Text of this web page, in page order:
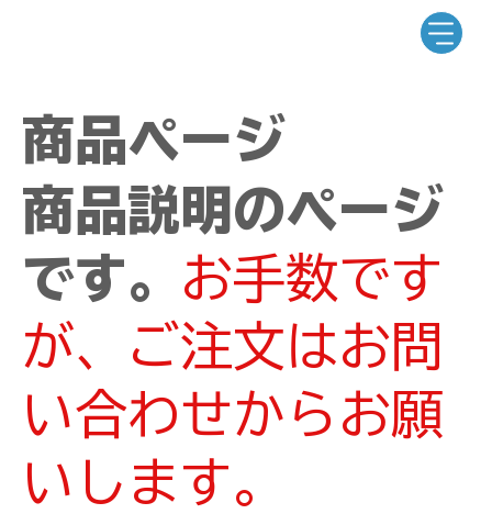
商品ページ
商品説明のページ
です。 お手数です
が、ご注文はお問
い合わせからお願
いします。